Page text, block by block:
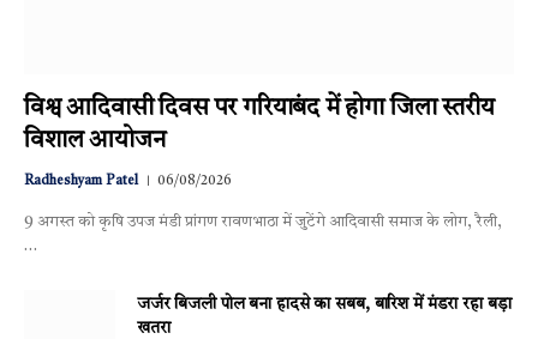
विश्व आदिवासी दिवस पर गरियाबंद में होगा जिला स्तरीय
विशाल आयोजन
Radheshyam Patel 06/08/2026
9 अगस्त को कृषि उपज मंडी प्रांगण रावणभाठा में जुटेंगे आदिवासी समाज के लोग, रैली,
…
जर्जर बिजली पोल बना हादसे का सबब, बारिश में मंडरा रहा बड़ा
खतरा